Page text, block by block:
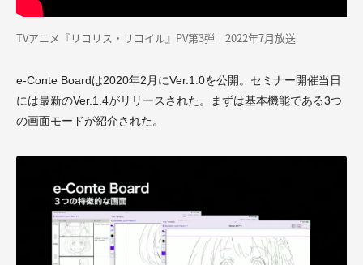
TVアニメ『リコリス・リコイル』PV第3弾｜2022年7月放送
e-Conte Boardは2020年2月にVer.1.0を公開。セミナー開催当日
には最新のVer.1.4がリリースされた。まずは基本機能である3つ
の画面モードが紹介された。